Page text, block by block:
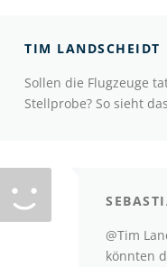
TIM LANDSCHEIDT
Sollen die Flugzeuge
Stellprobe? So sieht
@Tim
könnten